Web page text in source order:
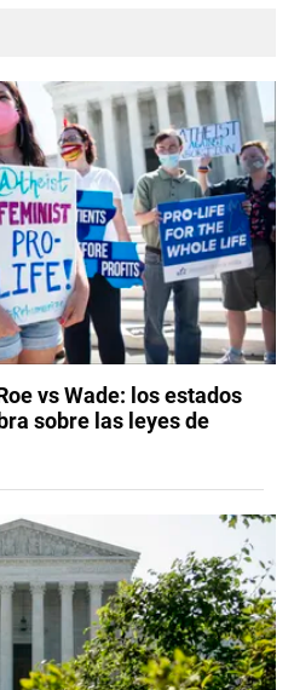
vs Wade: los estados
sobre las leyes de